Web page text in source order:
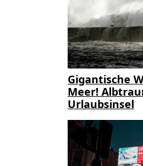
Gigantische
Meer!
Urlaubsinsel